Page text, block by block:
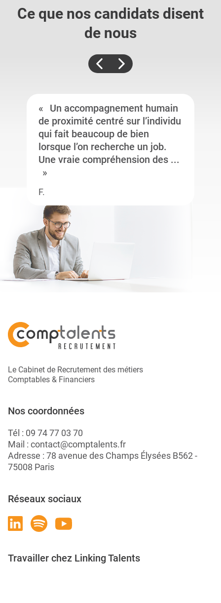
Ce que nos candidats disent
de nous
Un accompagnement humain
de proximité centré sur l’individu
qui fait beaucoup de bien
lorsque l’on recherche un job.
Une vraie compréhension des ...
F.
Le Cabinet de Recrutement des métiers
Comptables & Financiers
Nos coordonnées
Tél : 09 74 77 03 70
Mail : contact@comptalents.fr
Adresse : 78 avenue des Champs Élysées B562 -
75008 Paris
Réseaux sociaux
Travailler chez Linking Talents